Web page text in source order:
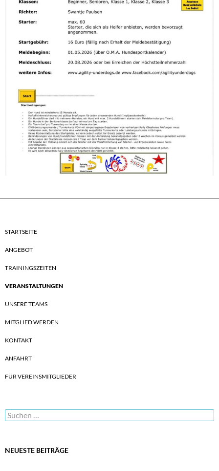
STARTSEITE
ANGEBOT
TRAININGSZEITEN
VERANSTALTUNGEN
UNSERE TEAMS
MITGLIED WERDEN
KONTAKT
ANFAHRT
FÜR VEREINSMITGLIEDER
Suchen
nach:
NEUESTE BEITRÄGE